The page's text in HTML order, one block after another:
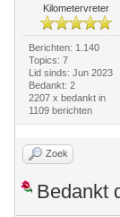
Kilometervreter
Berichten: 1.140
Topics: 7
Lid sinds: Jun 2023
Bedankt: 2
2207 x bedankt in
1109 berichten
Zoek
Bedankt